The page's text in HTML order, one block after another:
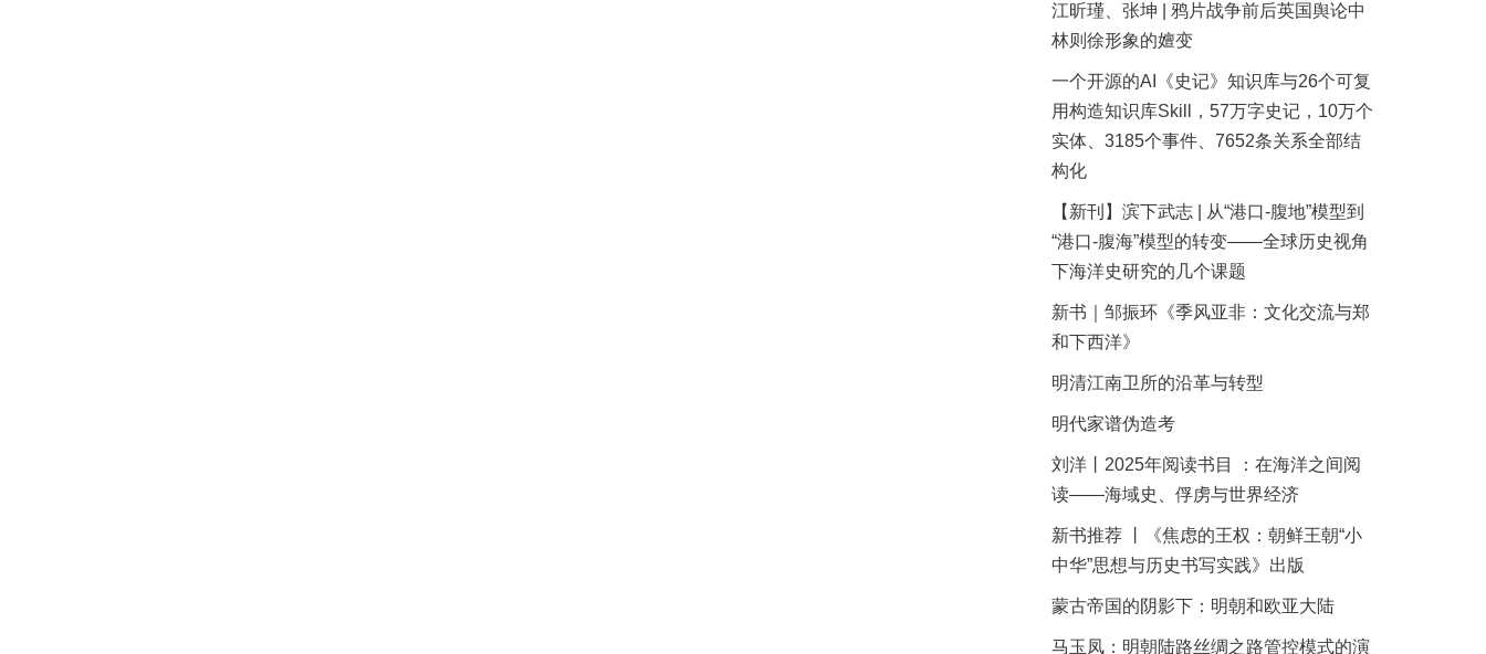
江昕瑾、张坤 | 鸦片战争前后英国舆论中
林则徐形象的嬗变
一个开源的AI《史记》知识库与26个可复
用构造知识库Skill，57万字史记，10万个
实体、3185个事件、7652条关系全部结
构化
【新刊】滨下武志 | 从“港口-腹地”模型到
“港口-腹海”模型的转变——全球历史视角
下海洋史研究的几个课题
新书｜邹振环《季风亚非：文化交流与郑
和下西洋》
明清江南卫所的沿革与转型
明代家谱伪造考
刘洋丨2025年阅读书目 ：在海洋之间阅
读——海域史、俘虏与世界经济
新书推荐 丨《焦虑的王权：朝鲜王朝“小
中华”思想与历史书写实践》出版
蒙古帝国的阴影下：明朝和欧亚大陆
马玉凤：明朝陆路丝绸之路管控模式的演